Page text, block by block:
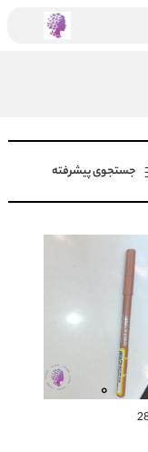
جستجوی پیشرفته